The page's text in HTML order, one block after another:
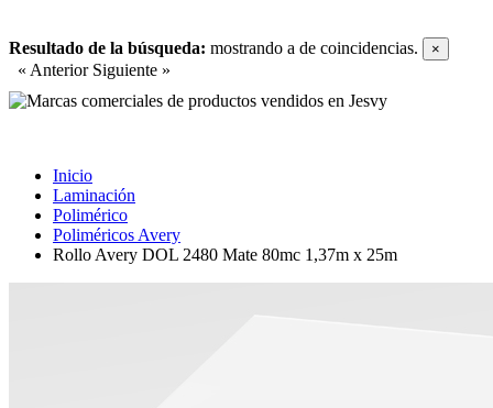
Resultado de la búsqueda: mostrando a de coincidencias. ×
« Anterior Siguiente »
Inicio
Laminación
Polimérico
Poliméricos Avery
Rollo Avery DOL 2480 Mate 80mc 1,37m x 25m